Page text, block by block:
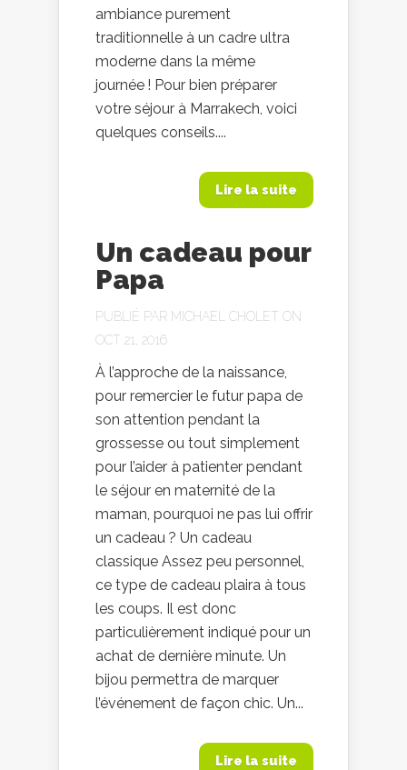
ambiance purement
traditionnelle à un cadre ultra
moderne dans la même
journée ! Pour bien préparer
votre séjour à Marrakech, voici
quelques conseils....
Lire la suite
Un cadeau pour
Papa
PUBLIÉ PAR MICHAEL CHOLET ON
OCT 21, 2016
À l’approche de la naissance,
pour remercier le futur papa de
son attention pendant la
grossesse ou tout simplement
pour l’aider à patienter pendant
le séjour en maternité de la
maman, pourquoi ne pas lui offrir
un cadeau ? Un cadeau
classique Assez peu personnel,
ce type de cadeau plaira à tous
les coups. Il est donc
particulièrement indiqué pour un
achat de dernière minute. Un
bijou permettra de marquer
l’événement de façon chic. Un...
Lire la suite